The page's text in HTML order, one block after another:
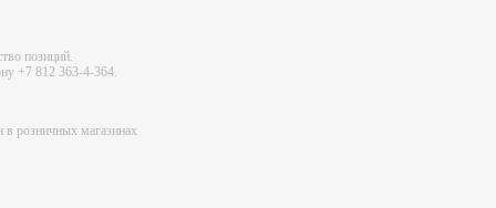
позиций.
+7 812 363-4-364.
в розничных магазинах